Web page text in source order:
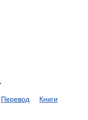
Перевод Книги